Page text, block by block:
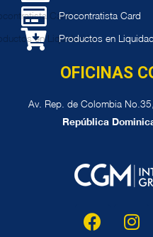
Procontratista Card
Productos en
OFICINAS
Av. Rep. de Colombia
República